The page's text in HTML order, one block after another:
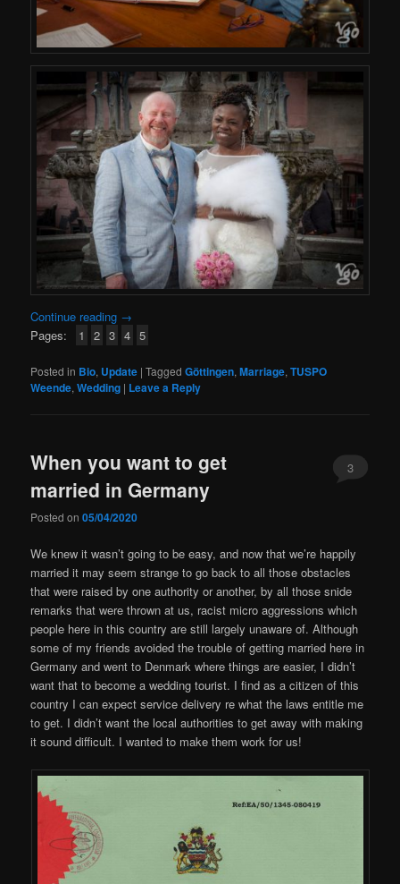
Continue reading →
Pages:
1 2 3 4 5
Posted in Bio, Update |Tagged Göttingen,Marriage,TUSPO
Weende,Wedding | Leave a Reply
When you want to get
married in Germany
Posted on05/04/2020
3
We knew it wasn’t going to be easy, and now that we’re happily
married it may seem strange to go back to all those obstacles
that were raised by one authority or another, by all those snide
remarks that were thrown at us, racist micro aggressions which
people here in this country are still largely unaware of. Although
some of my friends avoided the trouble of getting married here in
Germany and went to Denmark where things are easier, I didn’t
want that to become a wedding tourist. I find as a citizen of this
country I can expect service delivery re what the laws entitle me
to get. I didn’t want the local authorities to get away with making
it sound difficult. I wanted to make them work for us!